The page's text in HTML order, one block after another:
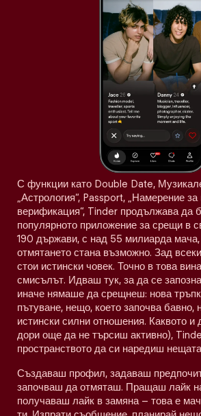
С функции като Double Date,
„Астрология“, Passport, „Намерение
верификация“, Tinder продължава да
популярното приложение за срещи в
190 държави, с над 55 милиарда мача,
отмятането стана възможно. Зад
стои истински човек. Точно в това
смисълът. Идваш тук, за да се
иначе нямаше да срещнеш: нова
пътуване, нещо, което започва бавно,
истински силни отношения. Каквото
дори още да не търсиш активно),
пространството да си наредиш
Създаваш профил, задаваш
започваш да отмяташ. Пращаш лайк
получаваш лайк в замяна – това е